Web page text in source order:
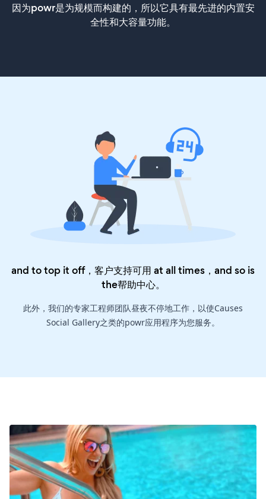
因为powr是为规模而构建的，所以它具有最先进的内置安
全性和大容量功能。
and to top it off，客户支持可用 at all times，and so is
the帮助中心。
此外，我们的专家工程师团队昼夜不停地工作，以使Causes
Social Gallery之类的powr应用程序为您服务。